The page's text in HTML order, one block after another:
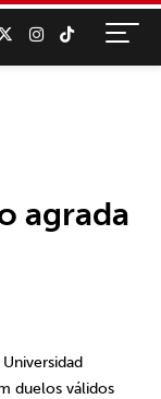
agrada
duelos válidos